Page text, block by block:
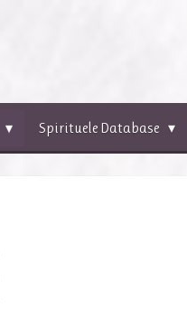
Spirituele Database